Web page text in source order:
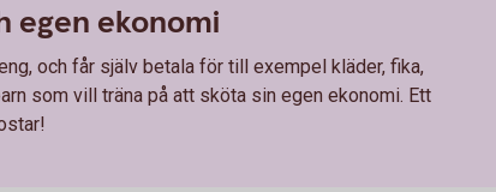
egen ekonomi
och får själv betala för till exempel kläder, fika,
som vill träna på att sköta sin egen ekonomi. Ett